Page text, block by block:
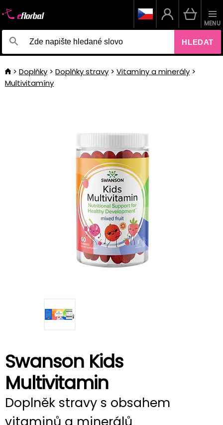
HLEDAT
MENU
Doplňky Doplňky stravy
Vitamíny a minerály
Multivitamíny
Swanson Kids
Multivitamin
Doplněk stravy s obsahem